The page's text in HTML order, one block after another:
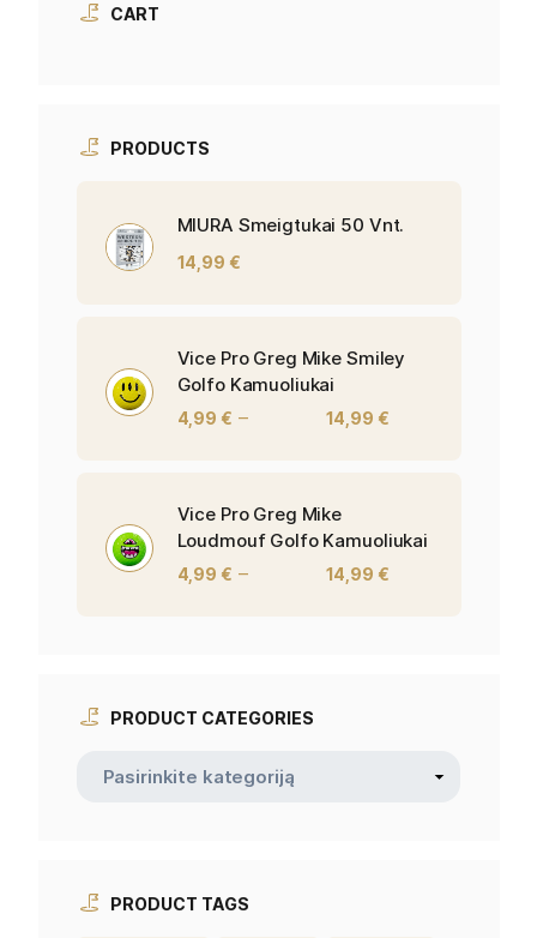
CART
PRODUCTS
MIURA Smeigtukai 50 Vnt.
14,99 €
Vice Pro Greg Mike Smiley
Golfo Kamuoliukai
4,99 € – 14,99 €
Vice Pro Greg Mike
Loudmouf Golfo Kamuoliukai
4,99 € – 14,99 €
PRODUCT CATEGORIES
PRODUCT TAGS